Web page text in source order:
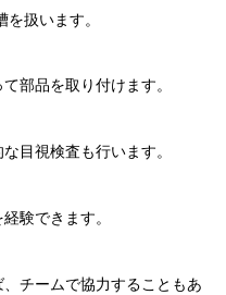
扱います。
部品を取り付けます。
目視検査も行います。
験できます。
チームで協力することもあ